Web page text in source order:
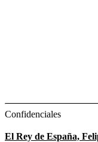
Confidenciales
El Rey de España,